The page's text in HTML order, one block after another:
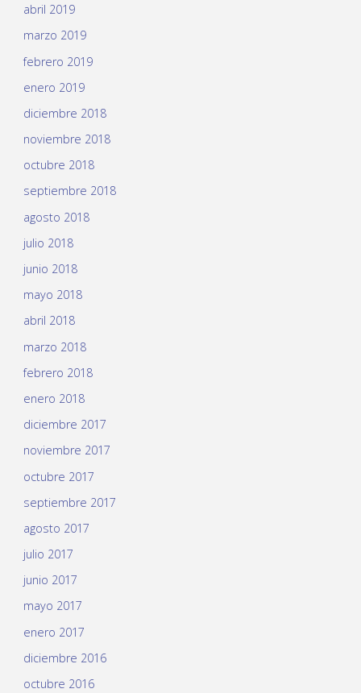
abril 2019
marzo 2019
febrero 2019
enero 2019
diciembre 2018
noviembre 2018
octubre 2018
septiembre 2018
agosto 2018
julio 2018
junio 2018
mayo 2018
abril 2018
marzo 2018
febrero 2018
enero 2018
diciembre 2017
noviembre 2017
octubre 2017
septiembre 2017
agosto 2017
julio 2017
junio 2017
mayo 2017
enero 2017
diciembre 2016
octubre 2016